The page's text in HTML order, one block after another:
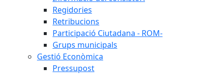
Regidories
Retribucions
Participació Ciutadana - ROM-
Grups municipals
Gestió Econòmica
Pressupost